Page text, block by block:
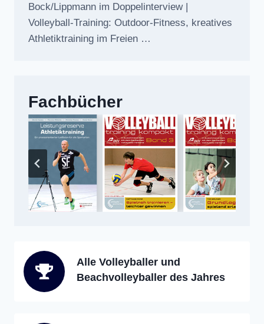
Bock/Lippmann im Doppelinterview |
Volleyball-Training: Outdoor-Fitness, kreatives
Athletiktraining im Freien …
Fachbücher
Alle Volleyballer und
Beachvolleyballer des Jahres